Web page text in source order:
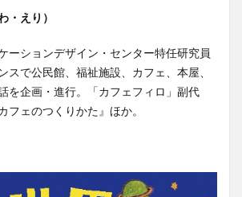
・えり）
ーションデザイン・センター特任研究員
スで公民館、福祉施設、カフェ、本屋、
を企画・進行。「カフェフィロ」副代
フェのつくりかた』ほか。